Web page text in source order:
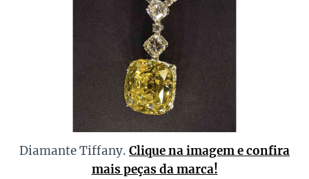
Diamante Tiffany. Clique na imagem e confira
mais peças da marca!